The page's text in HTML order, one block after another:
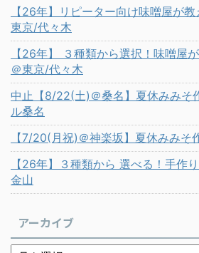
【26年】リピーター向け味噌屋が
東京/代々木
【26年】 ３種類から選択！味噌屋
＠東京/代々木
中止【8/22(土)＠桑名】夏休みみそ
ル桑名
【7/20(月祝)＠神楽坂】夏休みみそ
【26年】３種類から 選べる！手作
金山
アーカイブ